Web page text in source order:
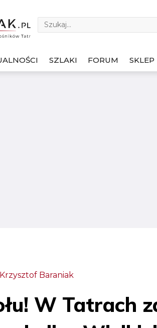
SZLAKI FORUM SKLEP
Krzysztof Baraniak
W Tatrach